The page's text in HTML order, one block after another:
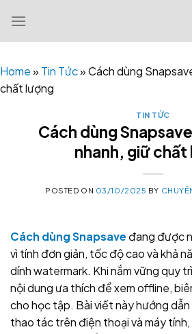
content
Home» Tin Tức»Cách dùng
chất lượng
TIN TỨC
Cách dùng
nhanh, giữ chất
POSTED ON 03/10/2025 BY
Cách dùng Snapsave đang được
vì tính đơn giản, tốc độ cao và khả
dính watermark. Khi nắm vững quy
nội dung ưa thích để xem offline,
cho học tập. Bài viết này hướng
thao tác trên điện thoại và máy tính,